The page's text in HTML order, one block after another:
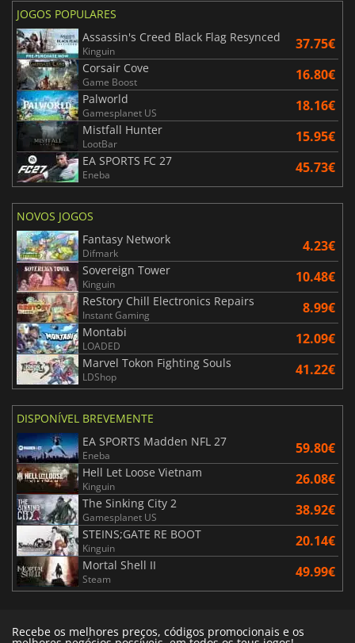
JOGOS POPULARES
Assassin's Creed Black Flag Resynced
Kinguin 37.75€
Corsair Cove
Game Boost 16.80€
Palworld
Gamesplanet US 18.16€
Mistfall Hunter
LootBar 15.95€
EA SPORTS FC 27
Eneba 45.73€
NOVOS JOGOS
Fantasy Network
Difmark 4.23€
Sovereign Tower
Kinguin 10.48€
ReStory Chill Electronics Repairs
Instant Gaming 8.99€
Montabi
LOADED 12.09€
Marvel Tokon Fighting Souls
LDShop 41.22€
DISPONÍVEL BREVEMENTE
EA SPORTS Madden NFL 27
Eneba 59.80€
Hell Let Loose Vietnam
Kinguin 26.08€
The Sinking City 2
Gamesplanet US 38.92€
STEINS;GATE RE BOOT
Kinguin 20.14€
Mortal Shell II
Steam 49.99€
Recebe os melhores preços, códigos promocionais e os